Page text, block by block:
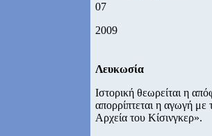
07
2009
Λευκωσία
Ιστορική θεωρείται η
απορρίπτεται η αγωγή
Αρχεία του Κίσινγκερ».